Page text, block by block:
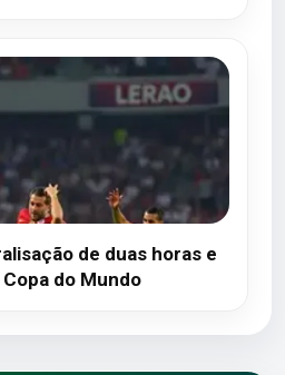
de duas horas e
do Mundo